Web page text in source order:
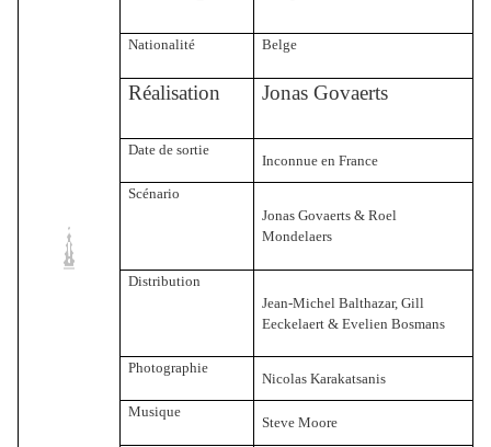
Nationalité Belge
Réalisation Jonas Govaerts
Date de sortie
Inconnue en France
Scénario
Jonas Govaerts & Roel
Mondelaers
Distribution
Jean-Michel Balthazar, Gill
Eeckelaert & Evelien Bosmans
Photographie
Nicolas Karakatsanis
Musique
Steve Moore